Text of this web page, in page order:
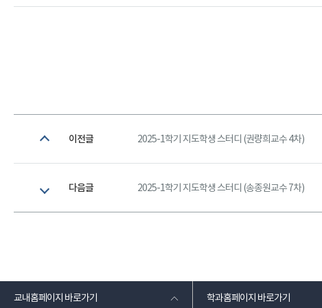
이전글 2025-1학기 지도학생 스터디 (권량희교수 4차)
다음글 2025-1학기 지도학생 스터디 (송종원교수 7차)
교내홈페이지 바로가기 학과홈페이지 바로가기